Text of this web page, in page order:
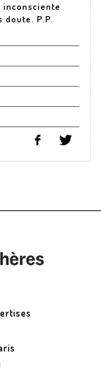
inconsciente
P.P.